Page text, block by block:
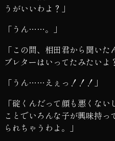
うがいいわよ？」
「うん……。」
「この間、相田君から聞い
ブレターはいってたみたいよ
「うん……えぇっ！！！」
「碇くんだって顔も悪くな
ことでいろんな子が興味持っ
られちゃうわよ。」